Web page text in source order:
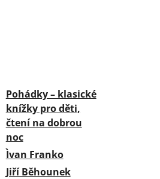
Pohádky – klasické
knížky pro děti,
čtení na dobrou
noc
Ìvan Franko
Jiří Běhounek